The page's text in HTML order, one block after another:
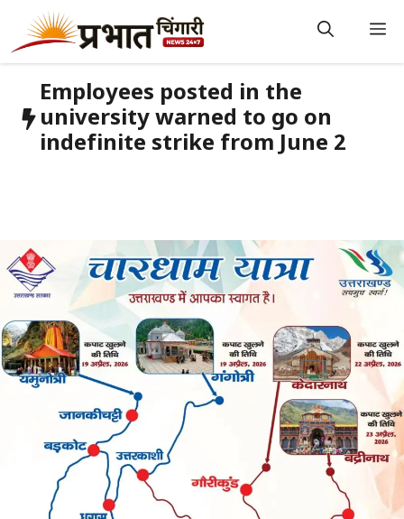
content
Employees posted in the
university warned to go on
indefinite strike from June 2